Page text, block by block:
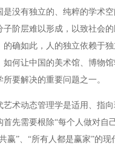
是没有独立的、纯粹的学术
子阶层难以形成，以致社会
的确如此，人的独立依赖于
如何让中国的美术馆、博物
所要解决的重要问题之一。
艺术动态管理学是适用、指
首先需要根除“每个人做对自
赢”、“所有人都是赢家”的